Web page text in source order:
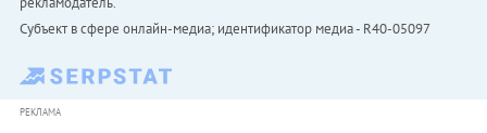
Субъект в сфере онлайн-медиа; идентификатор медиа - R40-05097
РЕКЛАМА